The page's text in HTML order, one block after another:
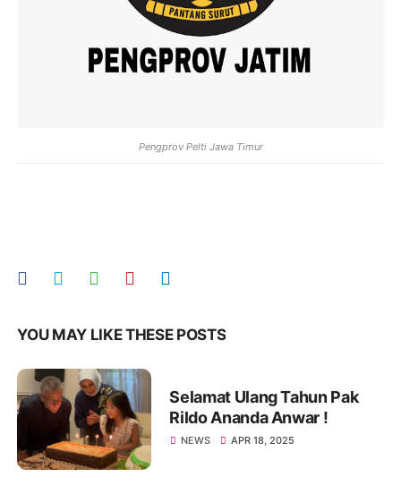
Pengprov Pelti Jawa Timur
YOU MAY LIKE THESE POSTS
Selamat Ulang Tahun Pak
Rildo Ananda Anwar !
NEWS APR 18, 2025